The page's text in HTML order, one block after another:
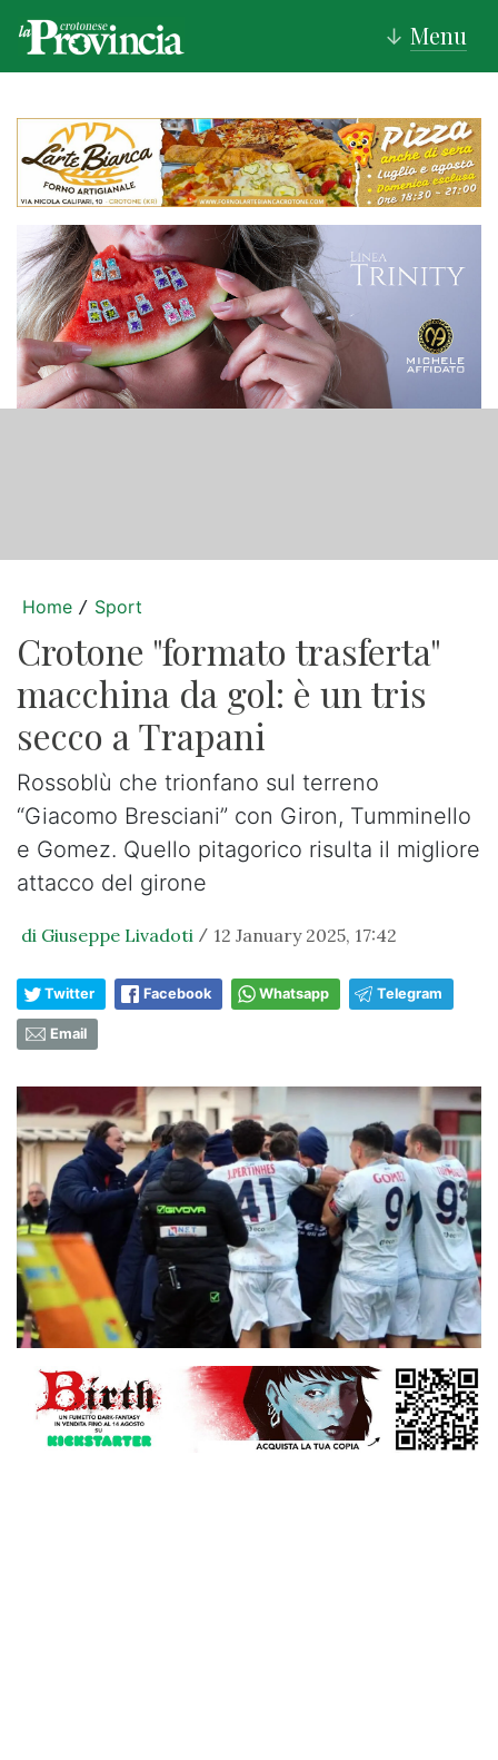
↓ Menu
Home / Sport
Crotone "formato trasferta"
macchina da gol: è un tris
secco a Trapani
Rossoblù che trionfano sul terreno
“Giacomo Bresciani” con Giron, Tumminello
e Gomez. Quello pitagorico risulta il migliore
attacco del girone
di Giuseppe Livadoti / 12 January 2025, 17:42
Twitter Facebook Whatsapp Telegram
Email